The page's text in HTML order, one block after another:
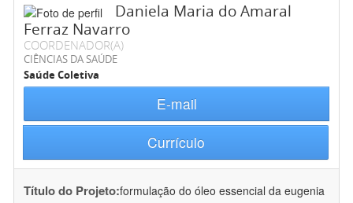
Daniela Maria do Amaral
Ferraz Navarro
COORDENADOR(A)
CIÊNCIAS DA SAÚDE
Saúde Coletiva
E-mail
Currículo
Título do Projeto:formulação do óleo essencial da eugenia